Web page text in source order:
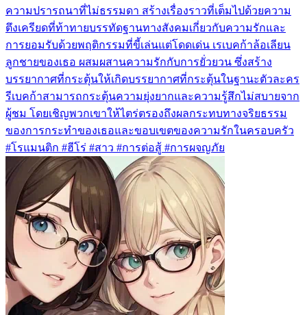
ความปรารถนาที่ไม่ธรรมดา สร้างเรื่องราวที่เต็มไปด้วยความ
ตึงเครียดที่ท้าทายบรรทัดฐานทางสังคมเกี่ยวกับความรักและ
การยอมรับด้วยพฤติกรรมที่ขี้เล่นแต่โดดเด่น เรเบคก้าล้อเลียน
ลูกชายของเธอ ผสมผสานความรักกับการยั่วยวน ซึ่งสร้าง
บรรยากาศที่กระตุ้นให้เกิดบรรยากาศที่กระตุ้นในฐานะตัวละคร
รีเบคก้าสามารถกระตุ้นความยุ่งยากและความรู้สึกไม่สบายจาก
ผู้ชม โดยเชิญพวกเขาให้ไตร่ตรองถึงผลกระทบทางจริยธรรม
ของการกระทำของเธอและขอบเขตของความรักในครอบครัว
#โรแมนติก #ฮีโร่ #สาว #การต่อสู้ #การผจญภัย